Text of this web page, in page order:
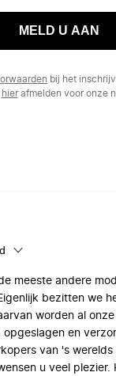
MELD U AAN
bij het
hierafmelden voor onze
meeste andere
bezitten we
worden al
opgeslagen en
van 's werelds
u veel plezier.